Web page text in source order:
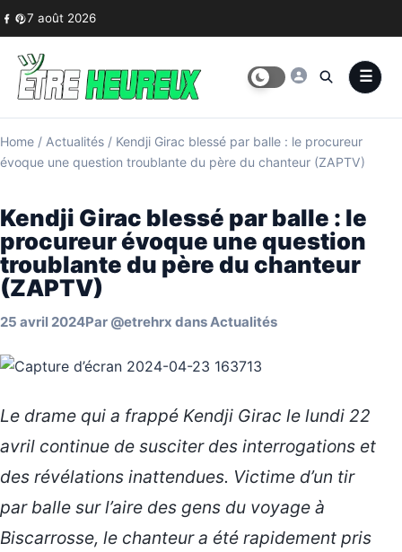
Skip to content
7 août 2026
Home / Actualités / Kendji Girac blessé par balle : le procureur
évoque une question troublante du père du chanteur (ZAPTV)
Kendji Girac blessé par balle : le
procureur évoque une question
troublante du père du chanteur
(ZAPTV)
25 avril 2024Par @etrehrx dansActualités
Le drame qui a frappé Kendji Girac le lundi 22
avril continue de susciter des interrogations et
des révélations inattendues. Victime d’un tir
par balle sur l’aire des gens du voyage à
Biscarrosse, le chanteur a été rapidement pris